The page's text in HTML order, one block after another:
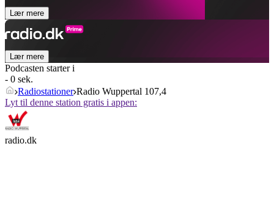
Lær mere
Lær mere
Podcasten starter i
- 0 sek.
Radiostationer Radio Wuppertal 107,4
Lyt til denne station gratis i appen:
radio.dk